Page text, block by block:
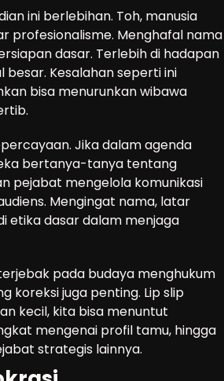
ini berlebihan. Toh, manusia
profesionalisme. Menghafal nama
dasar. Terlebih di hadapan
Kesalahan seperti ini
bisa menurunkan wibawa
Jika dalam agenda
bertanya-tanya tentang
pejabat mengelola komunikasi
Mengingat nama, latar
etika dasar dalam menjaga
pada budaya menghukum
koreksi juga penting. Lip slip
kecil, kita bisa menuntut
mengenai profil tamu, hingga
strategis lainnya.